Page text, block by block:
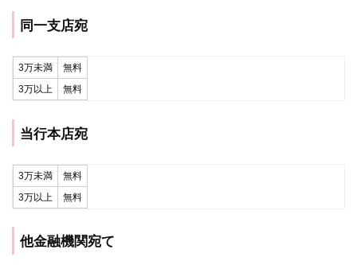
同一支店宛
3万未満
無料
3万以上
無料
当行本店宛
3万未満
無料
3万以上
無料
他金融機関宛て